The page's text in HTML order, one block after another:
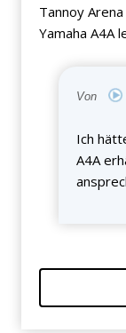
Tannoy
Yamaha A4A
Von
Ich
A4A